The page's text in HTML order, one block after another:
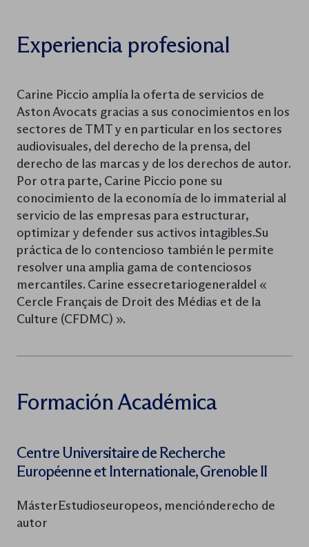
Experiencia profesional
Carine Piccio amplía la oferta de servicios de
Aston Avocats gracias a sus conocimientos en los
sectores de TMT y en particular en los sectores
audiovisuales, del derecho de la prensa, del
derecho de las marcas y de los derechos de autor.
Por otra parte, Carine Piccio pone su
conocimiento de la economía de lo immaterial al
servicio de las empresas para estructurar,
optimizar y defender sus activos intagibles.Su
práctica de lo contencioso también le permite
resolver una amplia gama de contenciosos
mercantiles. Carine essecretariogeneraldel «
Cercle Français de Droit des Médias et de la
Culture (CFDMC) ».
Formación Académica
Centre Universitaire de Recherche
Européenne et Internationale, Grenoble II
MásterEstudioseuropeos, menciónderecho de
autor